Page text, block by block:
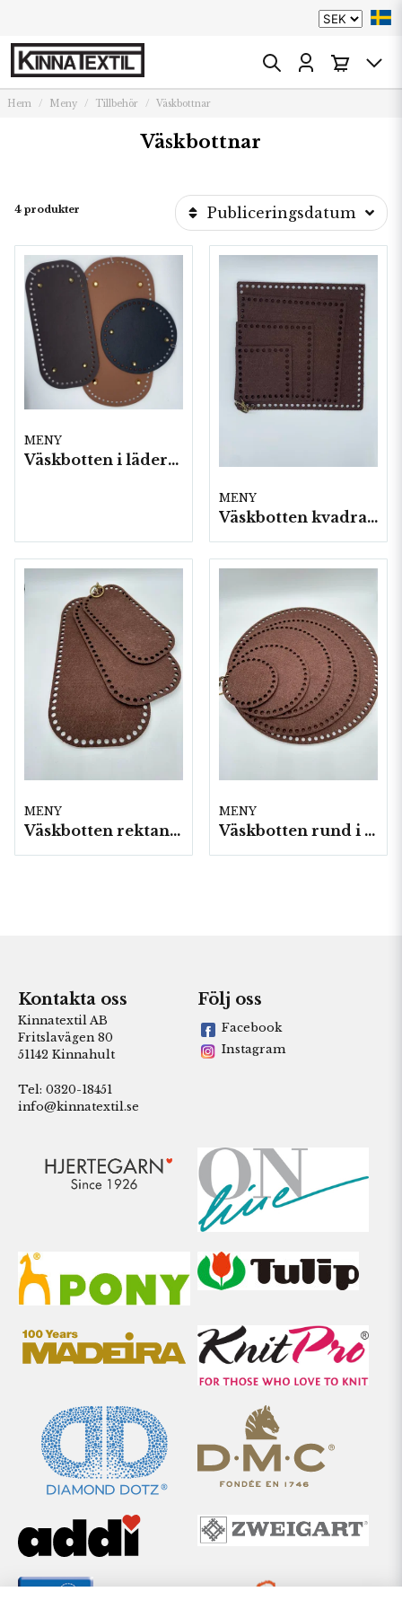
Hem Meny Tillbehör Väskbottnar
Väskbottnar
4 produkter Publiceringsdatum
MENY
Väskbotten i läderimitation.
MENY
Väskbotten kvadrat filt,
MENY
Väskbotten rektangel, filt
MENY
Väskbotten rund i filt,
Kontakta oss
Kinnatextil AB
Fritslavägen 80
51142 Kinnahult
Tel: 0320-18451
info@kinnatextil.se
Följ oss
Facebook
Instagram